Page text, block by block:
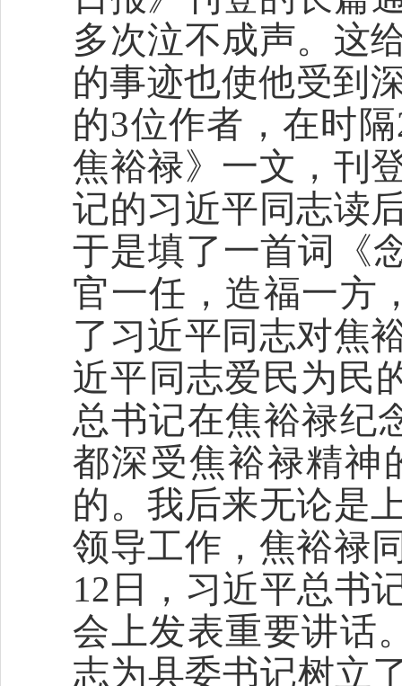
多次泣不成声。这
的事迹也使他受到
的3位作者，在时
焦裕禄》一文，刊
记的习近平同志读
于是填了一首词《
官一任，造福一方
了习近平同志对焦
近平同志爱民为民
总书记在焦裕禄纪
都深受焦裕禄精神
的。我后来无论是
领导工作，焦裕禄
12日，习近平总书
会上发表重要讲话
志为县委书记树立